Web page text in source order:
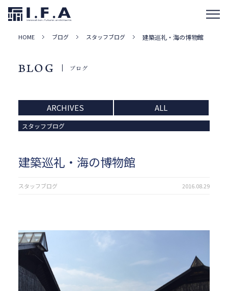
HOME ブログ スタッフブログ 建築巡礼・海の博物館
BLOG ブログ
ARCHIVES ALL
スタッフブログ
建築巡礼・海の博物館
スタッフブログ 2016.08.29